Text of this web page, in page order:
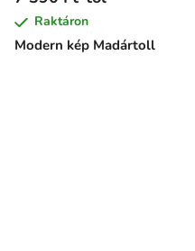
Modern kép Madártoll
Raktáron